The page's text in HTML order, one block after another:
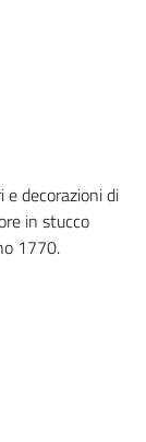
decorazioni di
in stucco
1770.